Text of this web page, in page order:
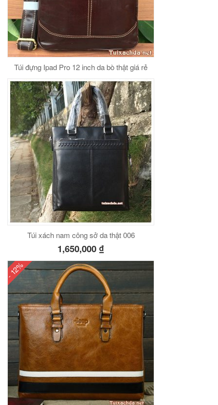
Túi đựng Ipad Pro 12 inch da bò thật giá rẻ
Túi xách nam công sở da thật 006
1,650,000 ₫
- 12%